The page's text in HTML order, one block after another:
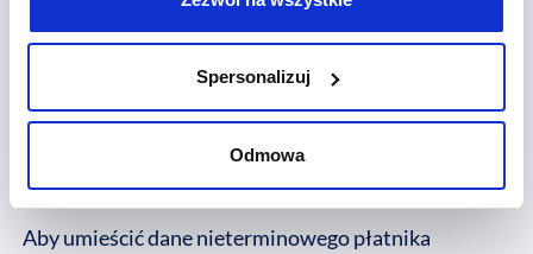
Spersonalizuj
Odmowa
w przypadku, gdy wierzyciel posiada wyrok sądu.
wpisu do Rejestru
Dłużników BIG?
Aby umieścić dane nieterminowego płatnika